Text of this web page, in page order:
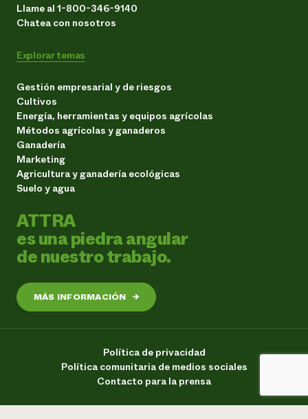
Llame al 1-800-346-9140
Chatea con nosotros
Explorar temas
Gestión empresarial y de riesgos
Cultivos
Energía, herramientas y equipos agrícolas
Métodos agrícolas y ganaderos
Ganadería
Marketing
Agricultura y ganadería ecológicas
Suelo y agua
ATTRA
es una piedra angular
de nuestro trabajo.
MÁS INFORMACIÓN →
Política de privacidad
Política comunitaria de medios sociales
Contacto para la prensa